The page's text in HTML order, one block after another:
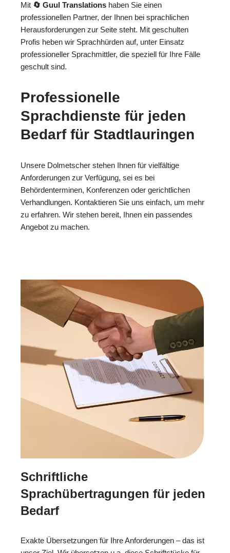
Mit 🔄 Guul Translations haben Sie einen
professionellen Partner, der Ihnen bei sprachlichen
Herausforderungen zur Seite steht. Mit geschulten
Profis heben wir Sprachhürden auf, unter Einsatz
professioneller Sprachmittler, die speziell für Ihre Fälle
geschult sind.
Professionelle
Sprachdienste für jeden
Bedarf für Stadtlauringen
Unsere Dolmetscher stehen Ihnen für vielfältige
Anforderungen zur Verfügung, sei es bei
Behördenterminen, Konferenzen oder gerichtlichen
Verhandlungen. Kontaktieren Sie uns einfach, um mehr
zu erfahren. Wir stehen bereit, Ihnen ein passendes
Angebot zu machen.
Schriftliche
Sprachübertragungen für jeden
Bedarf
Exakte Übersetzungen für Ihre Anforderungen – das ist